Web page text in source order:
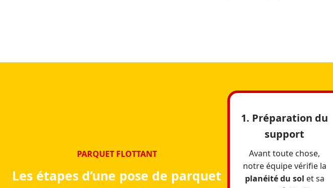
PARQUET FLOTTANT
Les étapes d’une pose de parquet
1. Préparation du
support
Avant toute chose,
notre équipe vérifie la
planéité du sol et sa